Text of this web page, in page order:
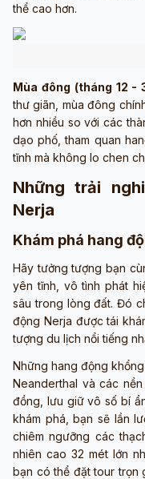
thể cao hơn.
Mùa đông (tháng 12 -
thư giãn, mùa đông
hơn nhiều so với các
dạo phố, tham quan
tĩnh mà không lo chen
Những trải
Nerja
Khám phá hang
Hãy tưởng tượng bạn
yên tĩnh, vô tình phát
sâu trong lòng đất. Đó
động Nerja được tái
tượng du lịch nổi tiếng
Những hang động
Neanderthal và các
đồng, lưu giữ vô số bí
khám phá, bạn sẽ lần
chiêm ngưỡng các
nhiên cao 32 mét lớn
bạn có thể đặt tour trọn